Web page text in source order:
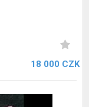
18 000 CZK